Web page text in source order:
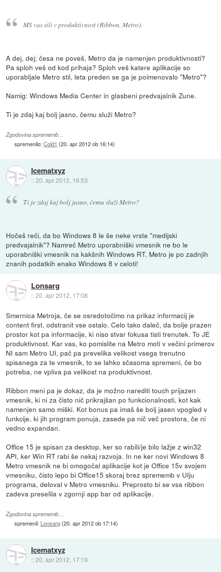
MS vas sili v produktivnost (Ribbon, Metro).
A dej, dej; česa ne poveš, Metro da je namenjen produktivnosti?
Pa sploh veš od kod prihaja? Sploh veš katere aplikacije so
uporabljale Metro stil, leta preden se ga je poimenovalo "Metro"?
Namig: Windows Media Center in glasbeni predvajalnik Zune.
Ti je zdaj kaj bolj jasno, čemu služi Metro?
Zgodovina sprememb…
spremenilo:Cold1 (20. apr 2012 ob 16:14)
Icematxyz
::20. apr 2012, 16:53
Ti je zdaj kaj bolj jasno, čemu služi Metro?
Hočeš reči, da bo Windows 8 le še neke vrste "medijski
predvajalnik"? Namreč Metro uporabniški vmesnik ne bo le
uporabniški vmesnik na kakšnih Windows RT. Metro je po zadnjih
znanih podatkih enako Windows 8 v celoti!
Lonsarg
::20. apr 2012, 17:08
Smernica Metroja, če se osredotočimo na prikaz informacij je
content first, odstranit vse ostalo. Celo tako daleč, da bolje prazen
prostor kot pa informacije, ki niso stvar fokusa tisti trenutek. To JE
produktivnost. Kar vas, ko pomislite na Metro moti v večini primerov
NI sam Metro UI, pač pa prevelika velikost vsega trenutno
spisanega za te vmesnik, to se lahko sčasoma spremeni, če bo
potreba, ne vpliva pa velikost na produktivnost.
Ribbon meni pa je dokaz, da je možno narediti touch prijazen
vmesnik, ki ni za čisto nič prikrajšan po funkcionalnosti, kot kak
namenjen samo miški. Kot bonus pa imaš še bolj jasen vpogled v
funkcije, ki jih program ponuja, zasede pa nič več prostora, če ni
vedno expandan.
Office 15 je spisan za desktop, ker so rabili/je bilo lažje z win32
API, ker Win RT rabi še nekaj razvoja. In ne ker novi Windows 8
Metro vmesnik ne bi omogočal aplikacije kot je Office 15v svojem
vmesniku, čisto lepo bi Office15 skoraj brez sprememb v UIju
programa, deloval v Metro vmesniku. Preprosto bi se vsa ribbon
zadeva preselila v zgornji app bar od aplikacije.
Zgodovina sprememb…
spremenil: Lonsarg(20. apr 2012 ob 17:14)
Icematxyz
::20. apr 2012, 17:19